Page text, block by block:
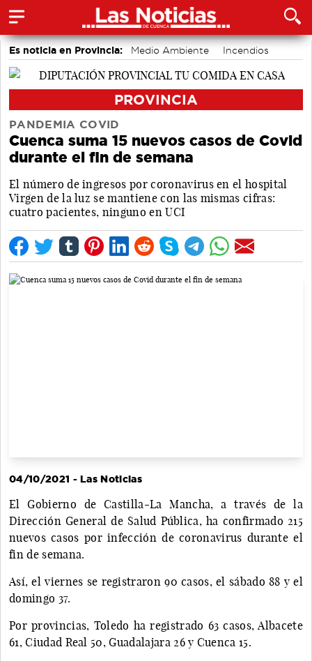
Es noticia en Provincia: Medio Ambiente Incendios
PROVINCIA
PANDEMIA COVID
Cuenca suma 15 nuevos casos de Covid
durante el fin de semana
El número de ingresos por coronavirus en el hospital
Virgen de la luz se mantiene con las mismas cifras:
cuatro pacientes, ninguno en UCI
04/10/2021 - Las Noticias
El Gobierno de Castilla-La Mancha, a través de la
Dirección General de Salud Pública, ha confirmado 215
nuevos casos por infección de coronavirus durante el
fin de semana.
Así, el viernes se registraron 90 casos, el sábado 88 y el
domingo 37.
Por provincias, Toledo ha registrado 63 casos, Albacete
61, Ciudad Real 50, Guadalajara 26 y Cuenca 15.